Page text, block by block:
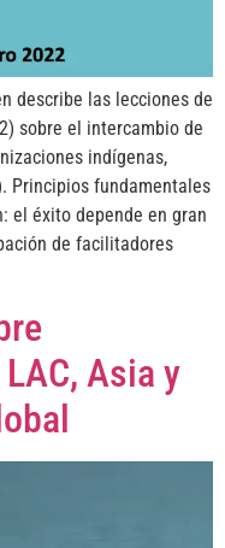
describe las lecciones de
sobre el intercambio de
indígenas,
Principios fundamentales
el éxito depende en gran
de facilitadores
Asia y